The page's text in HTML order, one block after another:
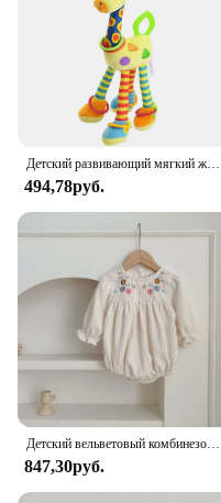
494,78руб.
847,30руб.